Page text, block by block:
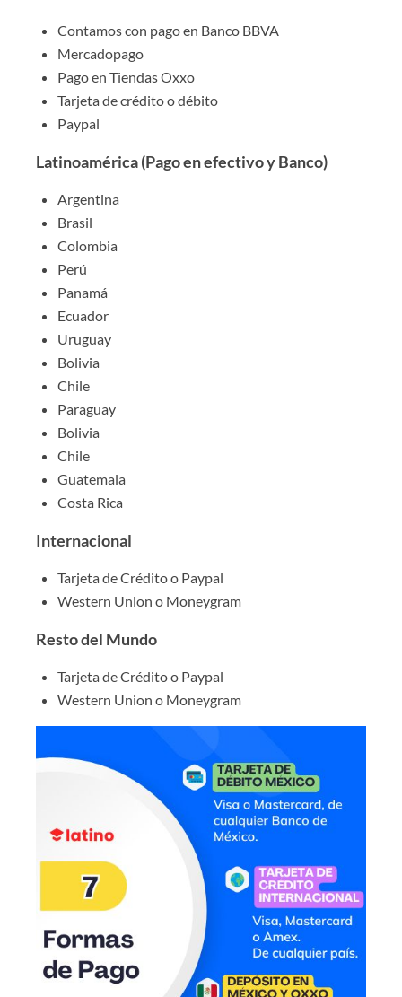
Contamos con pago en Banco BBVA
Mercadopago
Pago en Tiendas Oxxo
Tarjeta de crédito o débito
Paypal
Latinoamérica (Pago en efectivo y Banco)
Argentina
Brasil
Colombia
Perú
Panamá
Ecuador
Uruguay
Bolivia
Chile
Paraguay
Bolivia
Chile
Guatemala
Costa Rica
Internacional
Tarjeta de Crédito o Paypal
Western Union o Moneygram
Resto del Mundo
Tarjeta de Crédito o Paypal
Western Union o Moneygram